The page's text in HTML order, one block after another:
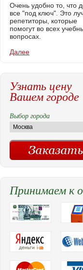
Очень удобно то, что
все "под ключ". Это
репетиторы, которые
помогут во всех
вопросах.
Далее
Узнать цену
Вашем городе
Выбор города
Принимаем к